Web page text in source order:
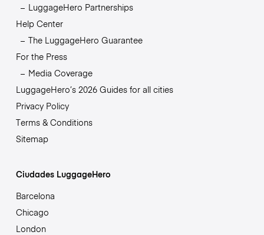
LuggageHero Partnerships
Help Center
The LuggageHero Guarantee
For the Press
Media Coverage
LuggageHero’s 2026 Guides for all cities
Privacy Policy
Terms & Conditions
Sitemap
Ciudades LuggageHero
Barcelona
Chicago
London